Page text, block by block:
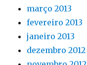
março 2013
fevereiro 2013
janeiro 2013
dezembro 2012